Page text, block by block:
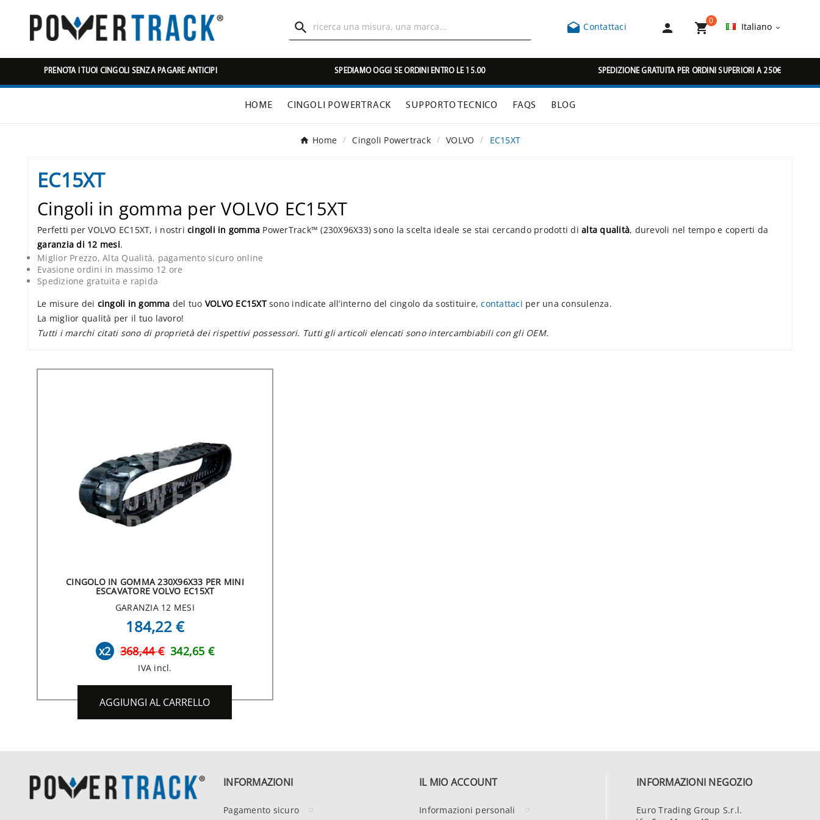
  Contattaci  
0
Italiano 
PRENOTA I TUOI CINGOLI SENZA PAGARE ANTICIPI SPEDIAMO OGGI SE ORDINI ENTRO LE 15.00 SPEDIZIONE GRATUITA PER ORDINI SUPERIORI A 250€
HOME CINGOLI POWERTRACK SUPPORTO TECNICO FAQS BLOG
Home Cingoli Powertrack VOLVO EC15XT
EC15XT
Cingoli in gomma per VOLVO EC15XT
Perfetti per VOLVO EC15XT, i nostri cingoli in gomma PowerTrack™ (230X96X33) sono la scelta ideale se stai cercando prodotti di alta qualità, durevoli nel tempo e coperti da
garanzia di 12 mesi.
Miglior Prezzo, Alta Qualità, pagamento sicuro online
Evasione ordini in massimo 12 ore
Spedizione gratuita e rapida
Le misure dei cingoli in gomma del tuo VOLVO EC15XTsono indicate all’interno del cingolo da sostituire,contattaci per una consulenza.
La miglior qualità per il tuo lavoro!
Tutti i marchi citati sono di proprietà dei rispettivi possessori. Tutti gli articoli elencati sono intercambiabili con gli OEM.
CINGOLO IN GOMMA 230X96X33 PER MINI
ESCAVATORE VOLVO EC15XT
GARANZIA 12 MESI
184,22 €
x2 368,44 € 342,65 €
IVA incl.
AGGIUNGI AL CARRELLO
INFORMAZIONI
Pagamento sicuro
IL MIO ACCOUNT
Informazioni personali
INFORMAZIONI NEGOZIO
Euro Trading Group S.r.l.